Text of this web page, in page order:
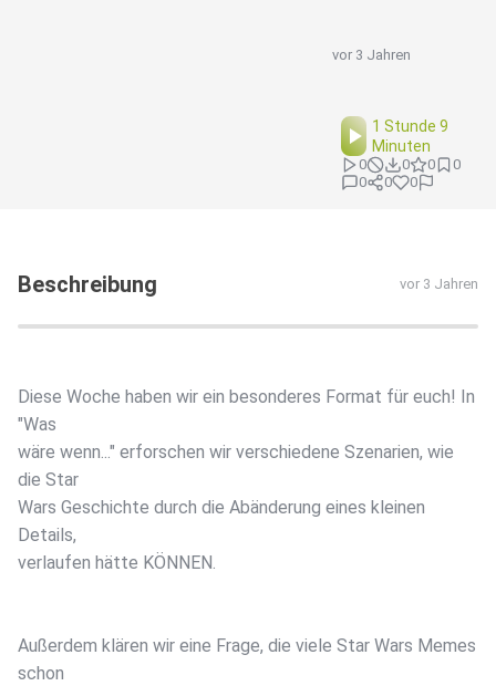
vor 3 Jahren
1 Stunde 9
Minuten
0 0 0
0
0
0 0
Beschreibung vor 3 Jahren
Diese Woche haben wir ein besonderes Format für euch! In
"Was
wäre wenn..." erforschen wir verschiedene Szenarien, wie
die Star
Wars Geschichte durch die Abänderung eines kleinen
Details,
verlaufen hätte KÖNNEN.
Außerdem klären wir eine Frage, die viele Star Wars Memes
schon